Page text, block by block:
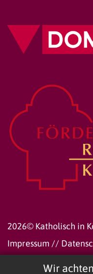
Wir
2026© Katholisch in
Impressum //